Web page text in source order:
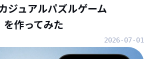
ジュアルパズルゲーム
を作ってみた
2026-07-01